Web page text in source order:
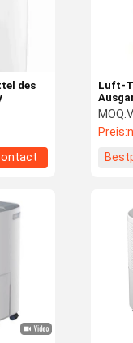
Trockenmittel
befestigtes Trockenmittel
R290
Klimaanlage
Luft-
MOQ:
Preis:
des